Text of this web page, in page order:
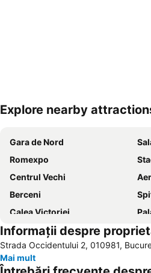
Explore nearby
Gara de Nord
Romexpo
Centrul Vechi
Berceni
Calea Victoriei
Aeroportul int. Aurel Vlaicu Băneasa
Palatul Naţional al Copiilor
Piața Romană
Informații despre
Strada Occidentului 2, 010981,
Mai mult